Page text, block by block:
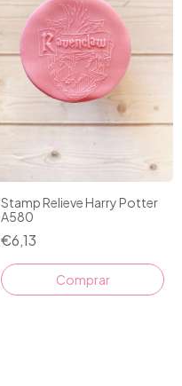
Stamp Relieve Harry Potter
A580
€6,13